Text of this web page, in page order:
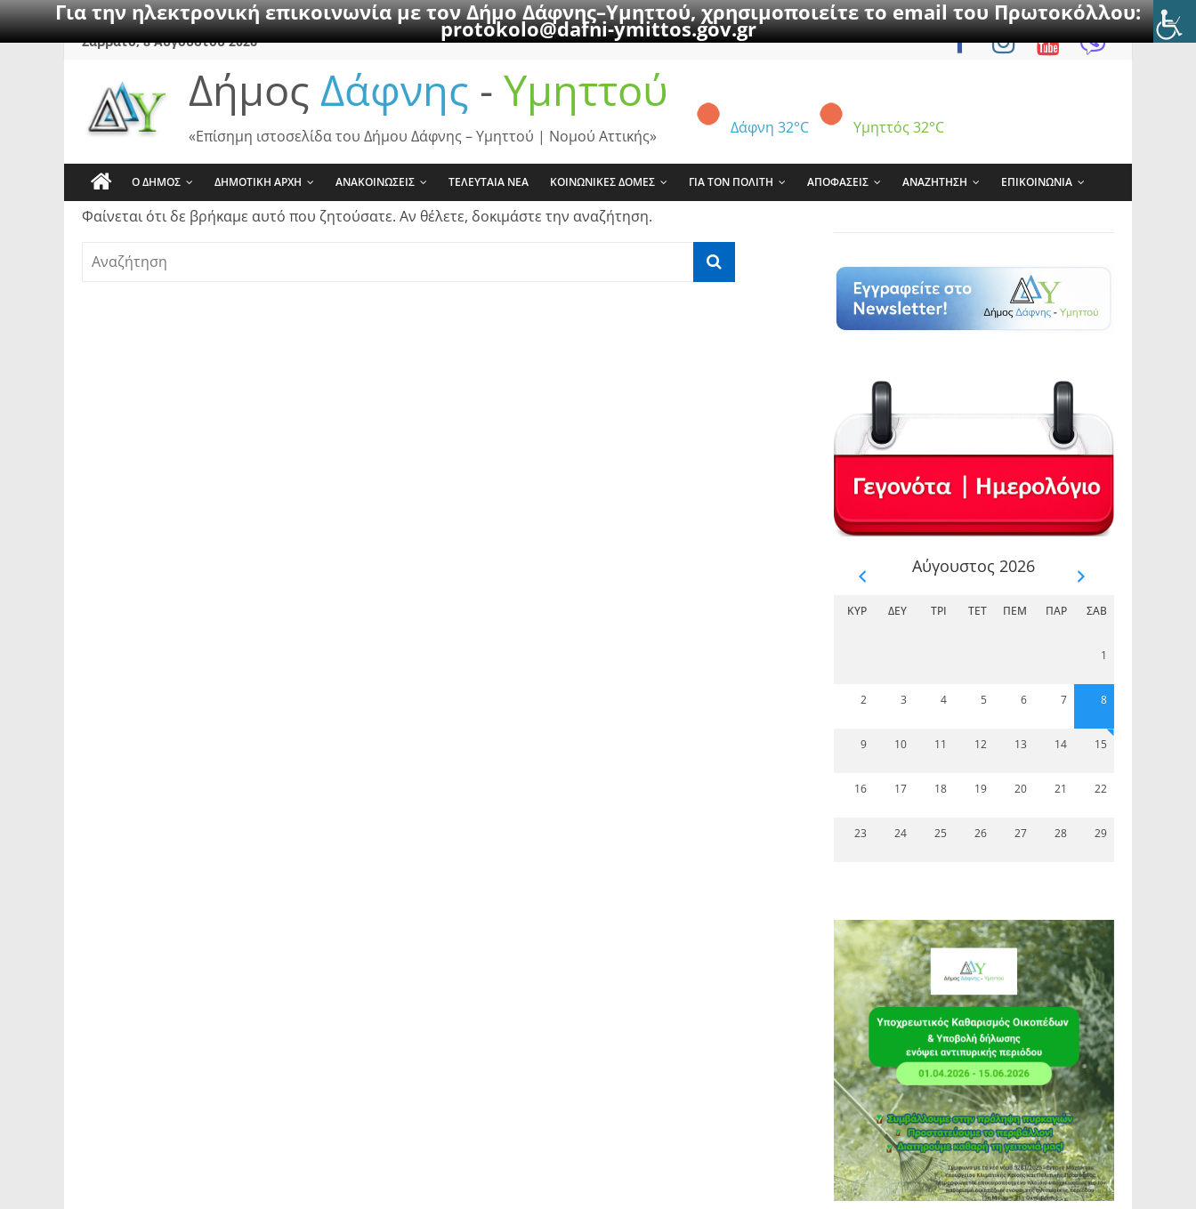
Για την ηλεκτρονική επικοινωνία με τον Δήμο Δάφνης–Υμηττού, χρησιμοποιείτε το email του Πρωτοκόλλου:
protokolo@dafni-ymittos.gov.gr
SkipΣάββατο, 8 Αυγούστου 2026
Δήμος Δάφνης - Υμηττού
Δάφνη 32°C Υμηττός 32°C
«Επίσημη ιστοσελίδα του Δήμου Δάφνης – Υμηττού | Νομού Αττικής»
Ο ΔΗΜΟΣ ΔΗΜΟΤΙΚΗ ΑΡΧΗ ΑΝΑΚΟΙΝΩΣΕΙΣ ΤΕΛΕΥΤΑΙΑ ΝΕΑ ΚΟΙΝΩΝΙΚΕΣ ΔΟΜΕΣ ΓΙΑ ΤΟΝ ΠΟΛΙΤΗ ΑΠΟΦΑΣΕΙΣ ΑΝΑΖΗΤΗΣΗ ΕΠΙΚΟΙΝΩΝΙΑ
Φαίνεται ότι δε βρήκαμε αυτό που ζητούσατε. Αν θέλετε, δοκιμάστε την αναζήτηση.
Αύγουστος 2026
ΚΥΡ ΔΕΥ ΤΡΊ ΤΕΤ ΠΈΜ ΠΑΡ ΣΆΒ
1
2 3 4 5 6 7 8
9 10 11 12 13 14 15
16 17 18 19 20 21 22
23 24 25 26 27 28 29